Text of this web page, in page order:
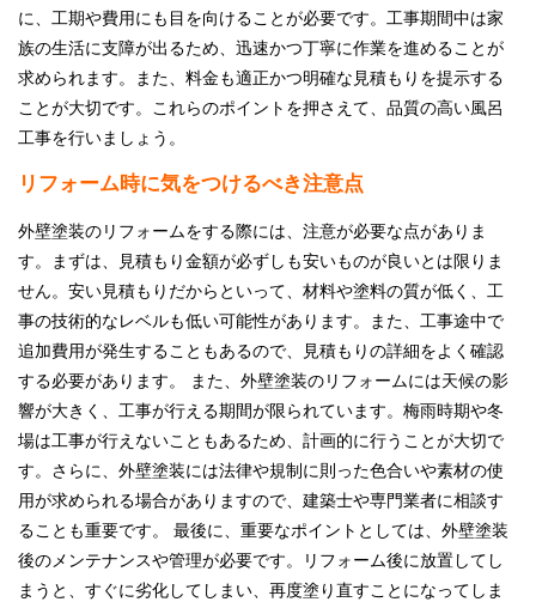
に、工期や費用にも目を向けることが必要です。工事期間中は家
族の生活に支障が出るため、迅速かつ丁寧に作業を進めることが
求められます。また、料金も適正かつ明確な見積もりを提示する
ことが大切です。これらのポイントを押さえて、品質の高い風呂
工事を行いましょう。
リフォーム時に気をつけるべき注意点
外壁塗装のリフォームをする際には、注意が必要な点がありま
す。まずは、見積もり金額が必ずしも安いものが良いとは限りま
せん。安い見積もりだからといって、材料や塗料の質が低く、工
事の技術的なレベルも低い可能性があります。また、工事途中で
追加費用が発生することもあるので、見積もりの詳細をよく確認
する必要があります。 また、外壁塗装のリフォームには天候の影
響が大きく、工事が行える期間が限られています。梅雨時期や冬
場は工事が行えないこともあるため、計画的に行うことが大切で
す。さらに、外壁塗装には法律や規制に則った色合いや素材の使
用が求められる場合がありますので、建築士や専門業者に相談す
ることも重要です。 最後に、重要なポイントとしては、外壁塗装
後のメンテナンスや管理が必要です。リフォーム後に放置してし
まうと、すぐに劣化してしまい、再度塗り直すことになってしま